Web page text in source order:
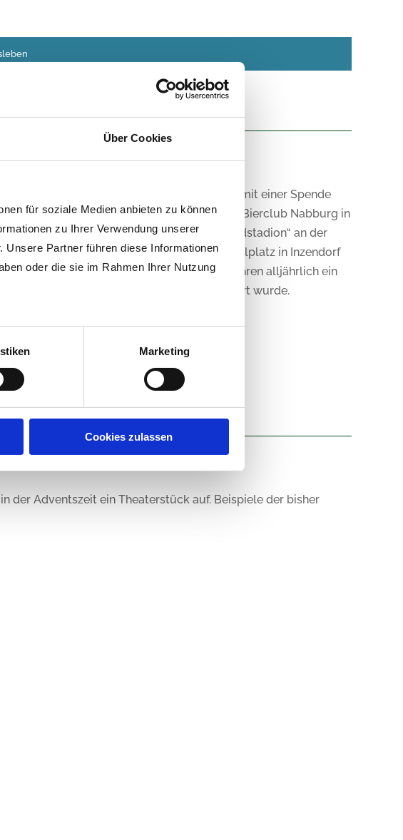
Über Cookies
für soziale Medien anbieten zu können
zu Ihrer Verwendung unserer
Partner führen diese Informationen
oder die sie im Rahmen Ihrer Nutzung
Marketing
Cookies zulassen
gründen. Die Arco-Brauerei unterstützte sie mit einer Spende
gewählt. Das erste Spiel wurde gegen den Bierclub Nabburg in
Trisching. Ab 1980 wurde im sog. „Waldstadion“ an der
erstmals auf dem neu errichteten Fußballplatz in Inzendorf
Kleinfeldturnieren in der Gemeinde. Sie führen alljährlich ein
mit acht Mannschaften durchgeführt wurde.
der Adventszeit ein Theaterstück auf. Beispiele der bisher